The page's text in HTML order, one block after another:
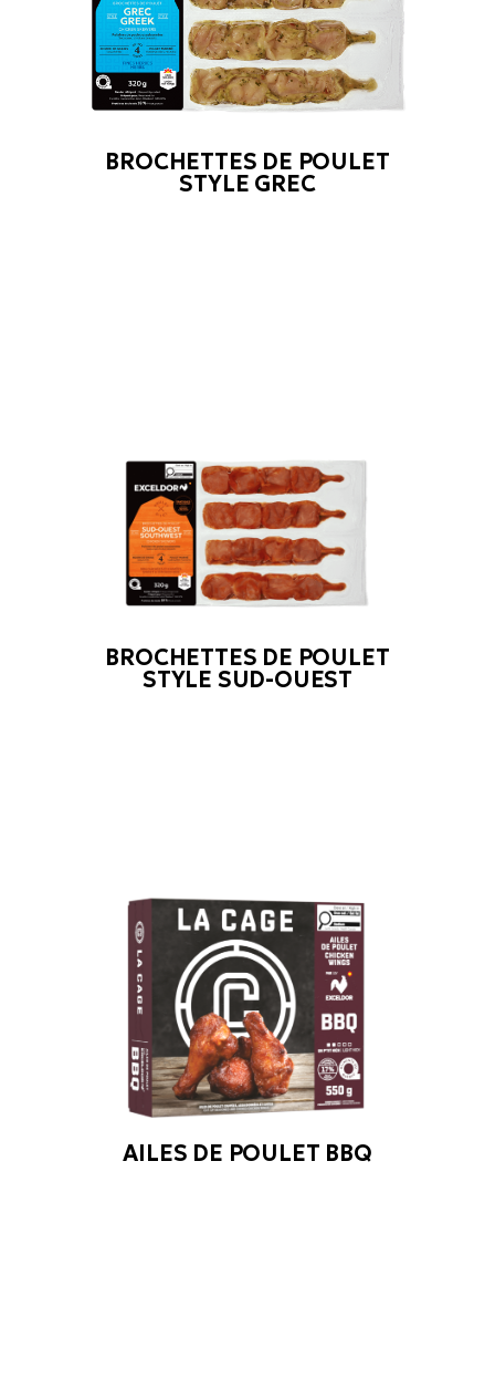
BROCHETTES DE POULET
STYLE GREC
BROCHETTES DE POULET
STYLE SUD-OUEST
AILES DE POULET BBQ